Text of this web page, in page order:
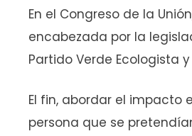
En el Congreso de la
encabezada por la
Partido Verde Ecologista
El fin, abordar el impacto
persona que se